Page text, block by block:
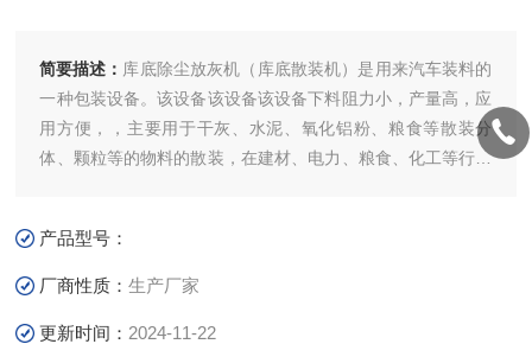
简要描述： 库底除尘放灰机（库底散装机）是用来汽车装料的
一种包装设备。该设备该设备该设备下料阻力小，产量高，应
用方便，，主要用于干灰、水泥、氧化铝粉、粮食等散装分
体、颗粒等的物料的散装，在建材、电力、粮食、化工等行业
产品型号：
厂商性质：生产厂家
更新时间： 2024-11-22